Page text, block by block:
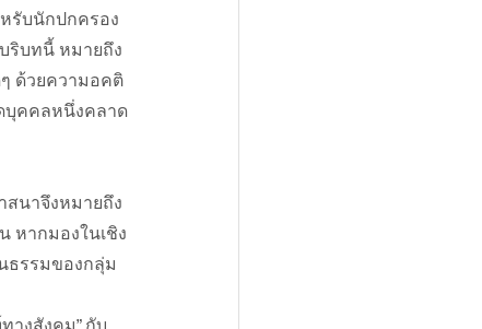
รับนักปกครอง
ริบทนี้ หมายถึง
ด้วยความอคติ
บุคคลหนึ่งคลาด
สนาจึงหมายถึง
หากมองในเชิง
ธรรมของกลุ่ม